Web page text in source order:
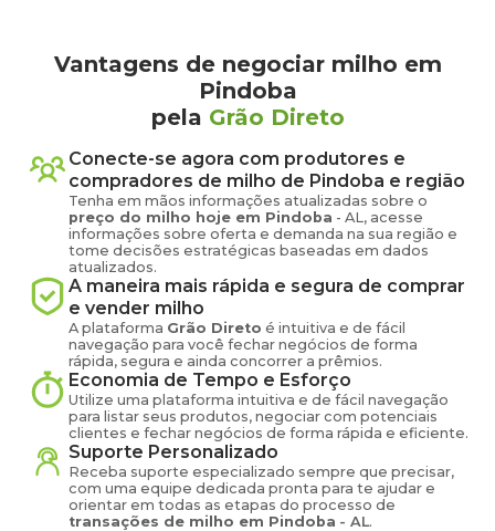
Vantagens de negociar milho em
Pindoba
pela Grão Direto
Conecte-se agora com produtores e
compradores de milho de Pindoba e região
Tenha em mãos informações atualizadas sobre o
preço do milho hoje em Pindoba - AL, acesse
informações sobre oferta e demanda na sua região e
tome decisões estratégicas baseadas em dados
atualizados.
A maneira mais rápida e segura de comprar
e vender milho
A plataforma Grão Direto é intuitiva e de fácil
navegação para você fechar negócios de forma
rápida, segura e ainda concorrer a prêmios.
Economia de Tempo e Esforço
Utilize uma plataforma intuitiva e de fácil navegação
para listar seus produtos, negociar com potenciais
clientes e fechar negócios de forma rápida e eficiente.
Suporte Personalizado
Receba suporte especializado sempre que precisar,
com uma equipe dedicada pronta para te ajudar e
orientar em todas as etapas do processo de
transações de milho em Pindoba - AL.